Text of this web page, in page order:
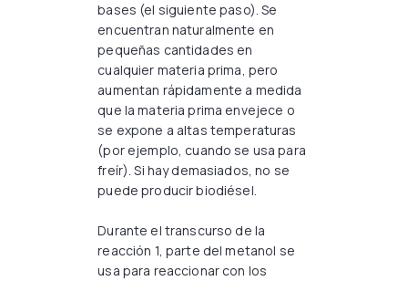
bases (el siguiente paso). Se
encuentran naturalmente en
pequeñas cantidades en
cualquier materia prima, pero
aumentan rápidamente a medida
que la materia prima envejece o
se expone a altas temperaturas
(por ejemplo, cuando se usa para
freír). Si hay demasiados, no se
puede producir biodiésel.
Durante el transcurso de la
reacción 1, parte del metanol se
usa para reaccionar con los